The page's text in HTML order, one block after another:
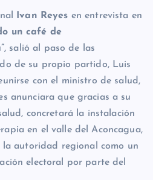
Ivan Reyes en entrevista en
un café de
, salió al paso de las
de su propio partido, Luis
con el ministro de salud,
anunciara que gracias a su
concretará la instalación
en el valle del Aconcagua,
autoridad regional como un
electoral por parte del